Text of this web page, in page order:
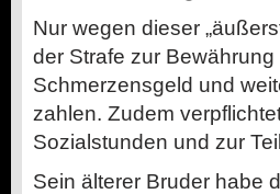
Nur wegen dieser
der Strafe zur
Schmerzensgeld und
zahlen. Zudem
Sozialstunden und zur
Sein älterer Bruder habe